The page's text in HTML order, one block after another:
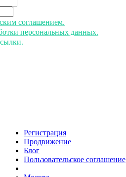
соглашением.
персональных данных.
Регистрация
Продвижение
Блог
Пользовательское соглашение